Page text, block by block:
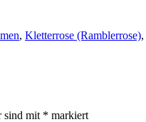
, Kletterrose (Ramblerrose),
sind mit * markiert